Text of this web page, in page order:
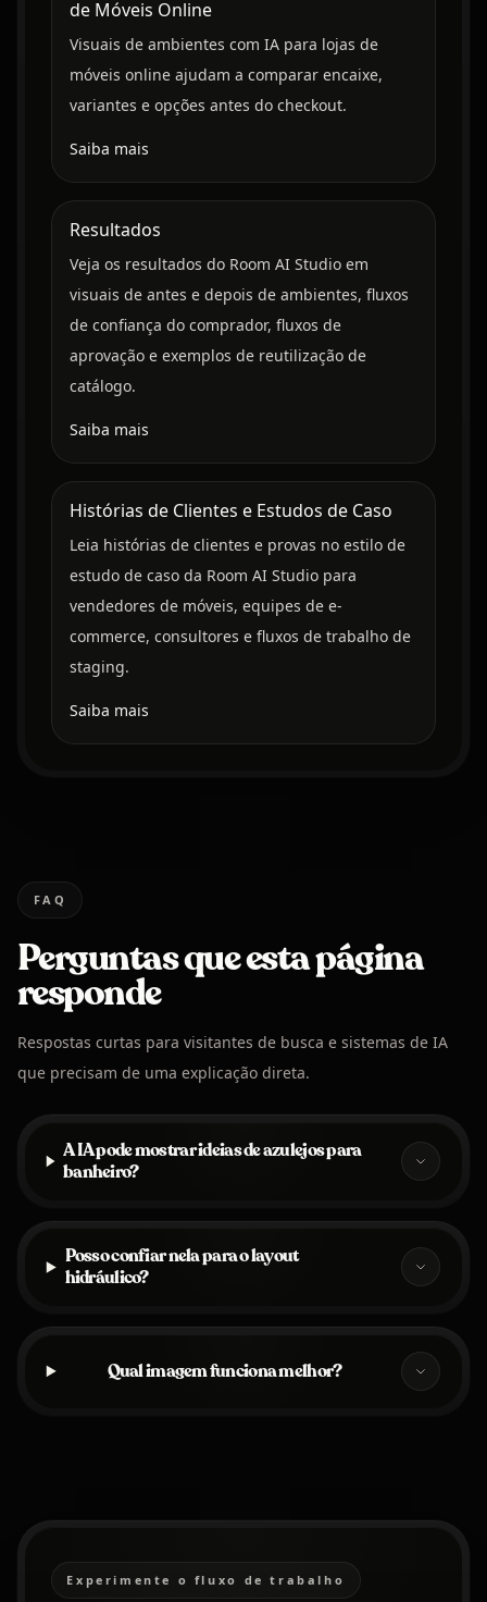
de Móveis Online
Visuais de ambientes com IA para lojas de
móveis online ajudam a comparar encaixe,
variantes e opções antes do checkout.
Saiba mais
Resultados
Veja os resultados do Room AI Studio em
visuais de antes e depois de ambientes, fluxos
de confiança do comprador, fluxos de
aprovação e exemplos de reutilização de
catálogo.
Saiba mais
Histórias de Clientes e Estudos de Caso
Leia histórias de clientes e provas no estilo de
estudo de caso da Room AI Studio para
vendedores de móveis, equipes de e-
commerce, consultores e fluxos de trabalho de
staging.
Saiba mais
FAQ
Perguntas que esta página
responde
Respostas curtas para visitantes de busca e sistemas de IA
que precisam de uma explicação direta.
A IA pode mostrar ideias de azulejos para
banheiro?
Posso confiar nela para o layout
hidráulico?
Qual imagem funciona melhor?
Experimente o fluxo de trabalho